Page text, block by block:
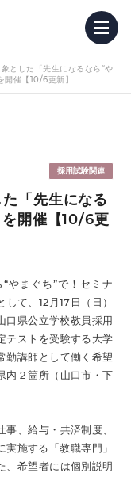
とした「先生になるなら“や
開催【10/6更新】
採用試験関連
「先生になる
開催【10/6更
やまぐち”で！セミナ
て、12月17日（日）
口県公立学校教員採用
テストを受験する大学
勤講師として働く希望
内２箇所（山口市・下
、給与・共済制度、
施する「教職専門」
、希望者には個別説明